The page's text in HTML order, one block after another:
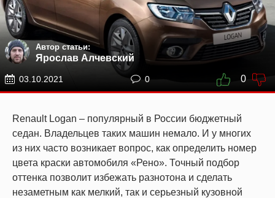
Автор статьи:
Ярослав Алчевский
03.10.2021 0 0
Renault Logan – популярный в России бюджетный
седан. Владельцев таких машин немало. И у многих
из них часто возникает вопрос, как определить номер
цвета краски автомобиля «Рено». Точный подбор
оттенка позволит избежать разнотона и сделать
незаметным как мелкий, так и серьезный кузовной